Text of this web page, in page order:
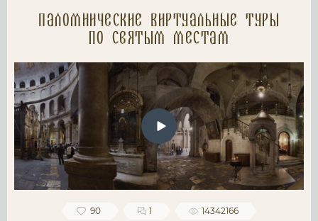
Паломнические Виртуальные туры
по святым местам
90 1 14342166